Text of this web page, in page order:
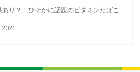
あり？！ひそかに話題のビタミンたばこ